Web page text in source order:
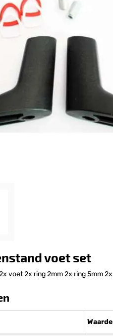
voet set
voet 2x ring 2mm 2x ring 5mm
Waarde